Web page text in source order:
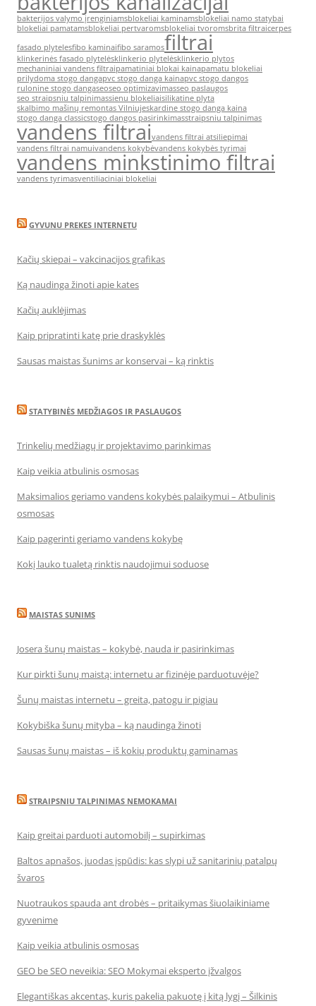
bakterijos valymo įrenginiamsblokeliai kaminamsblokeliai namo statybai
blokeliai pamatamsblokeliai pertvaromsblokeliai tvoromsbrita filtraicerpes
fasado plytelesfibo kaminaifibo saramosfiltrai
klinkerinės fasado plytelėsklinkerio plytelėsklinkerio plytos
mechaniniai vandens filtraipamatiniai blokai kainapamatu blokeliai
prilydoma stogo dangapvc stogo danga kainapvc stogo dangos
rulonine stogo dangaseoseo optimizavimasseo paslaugos
seo straipsniu talpinimassienu blokeliaisilikatine plyta
skalbimo mašinų remontas Vilniujeskardine stogo danga kaina
stogo danga classicstogo dangos pasirinkimasstraipsniu talpinimas
vandens filtraivandens filtrai atsiliepimai
vandens filtrai namuivandens kokybėvandens kokybės tyrimai
vandens minkstinimo filtrai
vandens tyrimasventiliaciniai blokeliai
GYVUNU PREKES INTERNETU
Kačių skiepai – vakcinacijos grafikas
Ką naudinga žinoti apie kates
Kačių auklėjimas
Kaip pripratinti katę prie draskyklės
Sausas maistas šunims ar konservai – ką rinktis
STATYBINĖS MEDŽIAGOS IR PASLAUGOS
Trinkelių medžiagų ir projektavimo parinkimas
Kaip veikia atbulinis osmosas
Maksimalios geriamo vandens kokybės palaikymui – Atbulinis
osmosas
Kaip pagerinti geriamo vandens kokybę
Kokį lauko tualetą rinktis naudojimui soduose
MAISTAS SUNIMS
Josera šunų maistas – kokybė, nauda ir pasirinkimas
Kur pirkti šunų maistą: internetu ar fizinėje parduotuvėje?
Šunų maistas internetu – greita, patogu ir pigiau
Kokybiška šunų mityba – ką naudinga žinoti
Sausas šunų maistas – iš kokių produktų gaminamas
STRAIPSNIU TALPINIMAS NEMOKAMAI
Kaip greitai parduoti automobilį – supirkimas
Baltos apnašos, juodas įspūdis: kas slypi už sanitarinių patalpų
švaros
Nuotraukos spauda ant drobės – pritaikymas šiuolaikiniame
gyvenime
Kaip veikia atbulinis osmosas
GEO be SEO neveikia: SEO Mokymai eksperto įžvalgos
Elegantiškas akcentas, kuris pakelia pakuotę į kitą lygį – Šilkinis